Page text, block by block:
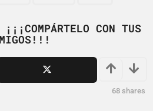
CON TUS
68 shares